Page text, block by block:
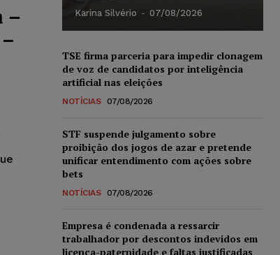
–
Karina Silvério - 07/08/2026
TSE firma parceria para impedir clonagem
de voz de candidatos por inteligência
artificial nas eleições
NOTÍCIAS 07/08/2026
STF suspende julgamento sobre
proibição dos jogos de azar e pretende
unificar entendimento com ações sobre
bets
NOTÍCIAS 07/08/2026
Empresa é condenada a ressarcir
trabalhador por descontos indevidos em
licença-paternidade e faltas justificadas